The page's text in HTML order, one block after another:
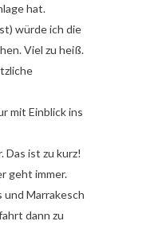
hat.
würde ich die
Viel zu heiß.
mit Einblick ins
Das ist zu kurz!
geht immer.
und Marrakesch
dann zu